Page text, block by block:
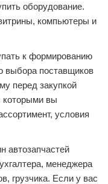
оборудование.
компьютеры и
к формированию
выбора поставщиков
перед закупкой
которыми вы
условия
автозапчастей
менеджера
грузчика. Если у вас